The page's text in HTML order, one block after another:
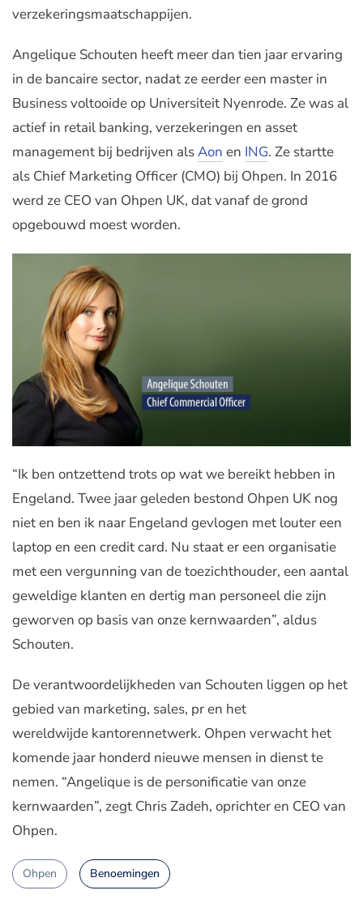
verzekeringsmaatschappijen.
Angelique Schouten heeft meer dan tien jaar ervaring
in de bancaire sector, nadat ze eerder een master in
Business voltooide op Universiteit Nyenrode. Ze was al
actief in retail banking, verzekeringen en asset
management bij bedrijven alsAon en ING. Ze startte
als Chief Marketing Officer (CMO) bij Ohpen. In 2016
werd ze CEO van Ohpen UK, dat vanaf de grond
opgebouwd moest worden.
“Ik ben ontzettend trots op wat we bereikt hebben in
Engeland. Twee jaar geleden bestond Ohpen UK nog
niet en ben ik naar Engeland gevlogen met louter een
laptop en een credit card. Nu staat er een organisatie
met een vergunning van de toezichthouder, een aantal
geweldige klanten en dertig man personeel die zijn
geworven op basis van onze kernwaarden”, aldus
Schouten.
De verantwoordelijkheden van Schouten liggen op het
gebied van marketing, sales, pr en het
wereldwijde kantorennetwerk. Ohpen verwacht het
komende jaar honderd nieuwe mensen in dienst te
nemen. “Angelique is de personificatie van onze
kernwaarden”, zegt Chris Zadeh, oprichter en CEO van
Ohpen.
Ohpen Benoemingen